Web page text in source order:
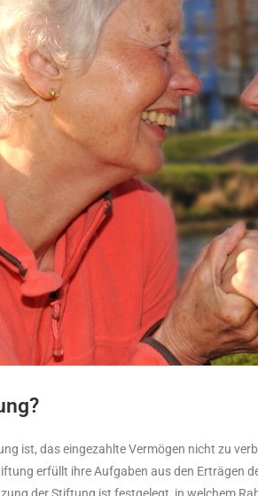
ist, das eingezahlte Vermögen nicht zu
erfüllt ihre Aufgaben aus den Erträgen
der Stiftung ist festgelegt, in welchem